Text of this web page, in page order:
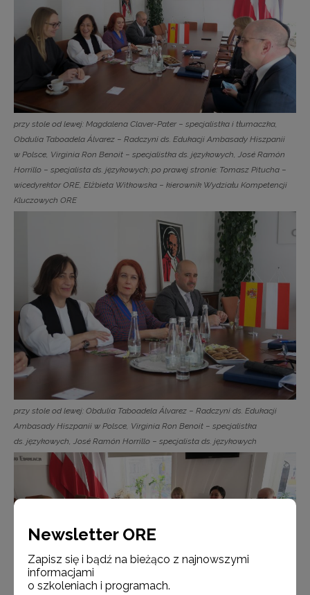
przy stole od lewej: Magdalena Claver-Pater − specjalistka i tłumaczka,
Obdulia Taboadela Álvarez − Radczyni ds. Edukacji Ambasady Hiszpanii
w Polsce, Virginia Ron Benoit − specjalistka ds. językowych, José Ramón
Horrillo − specjalista ds. językowych; po prawej stronie: Tomasz Pitucha −
wicedyrektor ORE, Elżbieta Witkowska − kierownik Wydziału Kompetencji
Kluczowych ORE
przy stole od lewej: Obdulia Taboadela Álvarez − Radczyni ds. Edukacji
Ambasady Hiszpanii w Polsce, Virginia Ron Benoit − specjalistka
ds. językowych, José Ramón Horrillo − specjalista ds. językowych
Newsletter ORE
Zapisz się i bądź na bieżąco z najnowszymi
informacjami
o szkoleniach i programach.